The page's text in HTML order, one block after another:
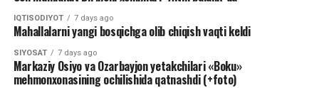
IQTISODIYOT 7 days ago
Mahallalarni yangi bosqichga olib chiqish vaqti keldi
SIYOSAT 7 days ago
Markaziy Osiyo va Ozarbayjon yetakchilari «Boku»
mehmonxonasining ochilishida qatnashdi (+foto)